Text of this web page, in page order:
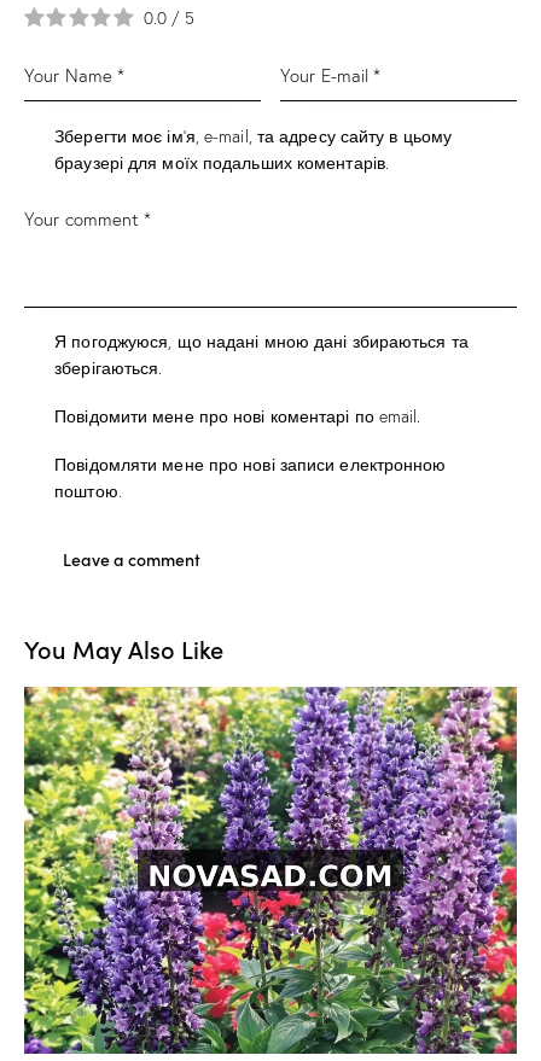
0.0 / 5
Зберегти моє ім'я, e-mail, та адресу сайту в цьому
браузері для моїх подальших коментарів.
Я погоджуюся, що надані мною дані збираються та
зберігаються.
Повідомити мене про нові коментарі по email.
Повідомляти мене про нові записи електронною
поштою.
You May Also Like